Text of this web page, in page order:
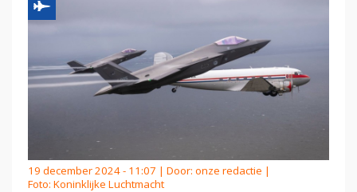
19 december 2024 - 11:07 | Door: onze redactie |
Foto: Koninklijke Luchtmacht